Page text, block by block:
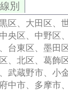
別
区、大田区、
央区、中野区
台東区、墨田
、北区、葛飾
武蔵野市、小
中市、多摩市